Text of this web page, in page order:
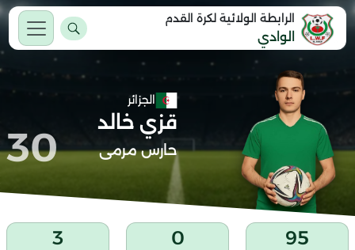
الرابطة الولائية لكرة القدم
الوادي
الجزائر
قزي خالد
حارس مرمى 30
95
0
3